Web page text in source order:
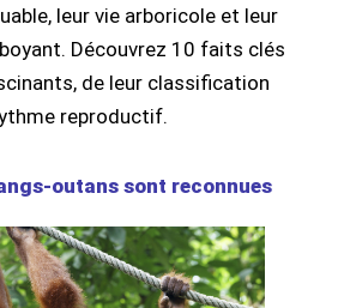
leur vie arboricole et leur
Découvrez 10 faits clés
de leur classification
reproductif.
outans sont reconnues